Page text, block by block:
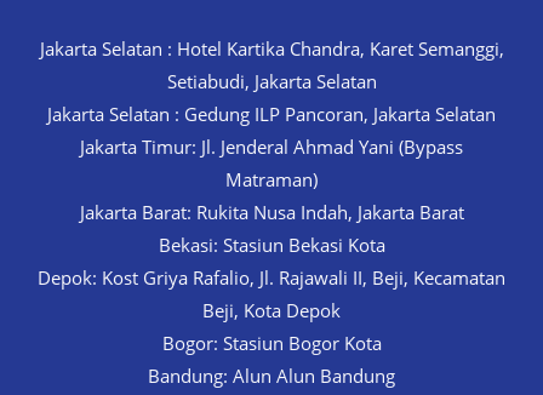
Jakarta Selatan : Hotel Kartika Chandra, Karet Semanggi,
Setiabudi, Jakarta Selatan
Jakarta Selatan : Gedung ILP Pancoran, Jakarta Selatan
Jakarta Timur: Jl. Jenderal Ahmad Yani (Bypass
Matraman)
Jakarta Barat: Rukita Nusa Indah, Jakarta Barat
Bekasi: Stasiun Bekasi Kota
Depok: Kost Griya Rafalio, Jl. Rajawali II, Beji, Kecamatan
Beji, Kota Depok
Bogor: Stasiun Bogor Kota
Bandung: Alun Alun Bandung